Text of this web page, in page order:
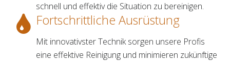
schnell und effektiv die Situation zu bereinigen.
Fortschrittliche Ausrüstung
Mit innovativster Technik sorgen unsere Profis
eine effektive Reinigung und minimieren zukünftige